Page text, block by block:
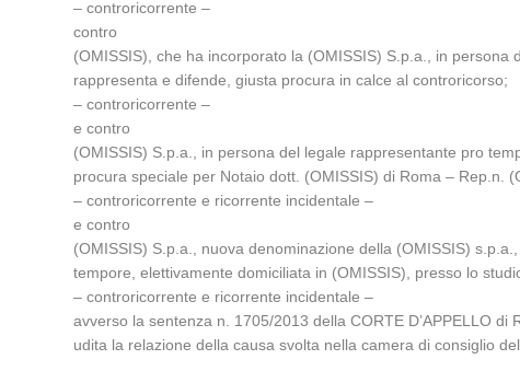
– controricorrente –
contro
(OMISSIS), che ha incorporato la (OMISSIS) S.p.a., in
rappresenta e difende, giusta procura in calce al controricorso;
– controricorrente –
e contro
(OMISSIS) S.p.a., in persona del legale rappresentante pro
procura speciale per Notaio dott. (OMISSIS) di Roma – Rep.n.
– controricorrente e ricorrente incidentale –
e contro
(OMISSIS) S.p.a., nuova denominazione della (OMISSIS)
tempore, elettivamente domiciliata in (OMISSIS), presso lo
– controricorrente e ricorrente incidentale –
avverso la sentenza n. 1705/2013 della CORTE D’APPELLO di
udita la relazione della causa svolta nella camera di consiglio